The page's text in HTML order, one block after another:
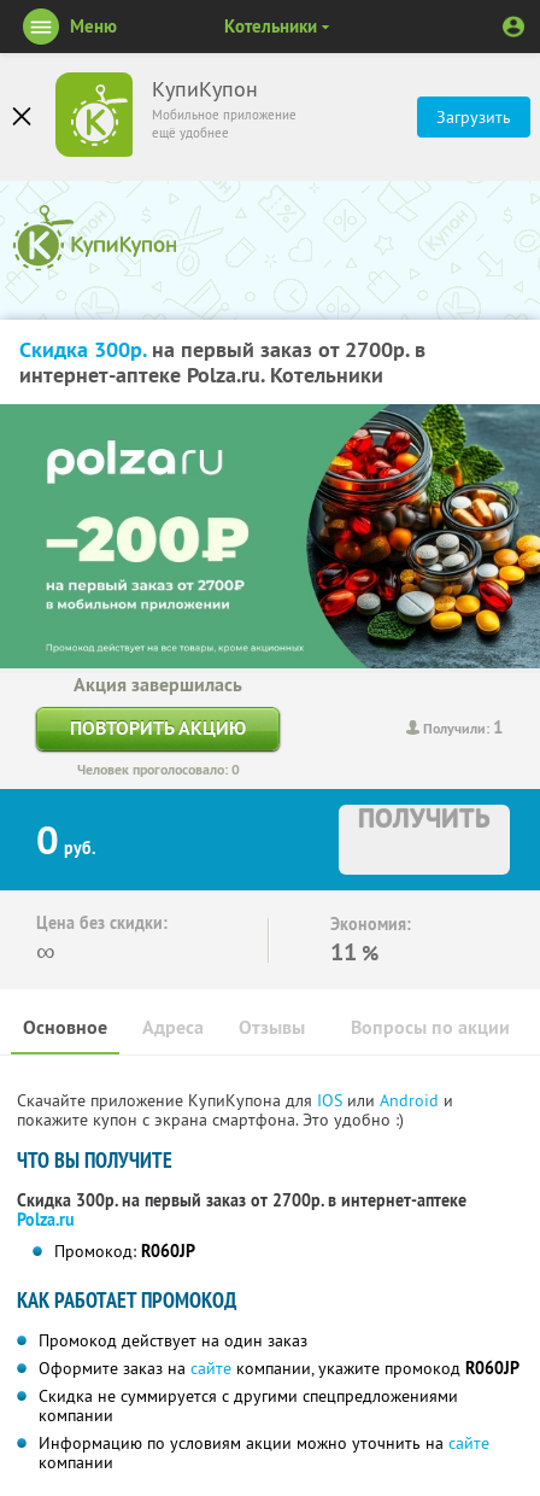
КупиКупон
Мобильное приложение
ещё удобнее
Загрузить
Меню Котельники
Скидка 300р.на первый заказ от 2700р. в
интернет-аптеке Polza.ru. Котельники
Получили: 1
Акция завершилась
ПОВТОРИТЬ АКЦИЮ
Человек проголосовало: 0
0 руб.
ПОЛУЧИТЬ
Цена без скидки:
∞
Экономия:
11 %
Основное Отзывы Вопросы по акции
Адреса
Скачайте приложение КупиКупона для IOS или Android и
покажите купон с экрана смартфона. Это удобно :)
ЧТО ВЫ ПОЛУЧИТЕ
Скидка 300р. на первый заказ от 2700р. в интернет-аптеке
Polza.ru
Промокод: R060JP
КАК РАБОТАЕТ ПРОМОКОД
Промокод действует на один заказ
Оформите заказ на сайте компании, укажите промокод R060JP
Скидка не суммируется с другими спецпредложениями
компании
Информацию по условиям акции можно уточнить на сайте
компании